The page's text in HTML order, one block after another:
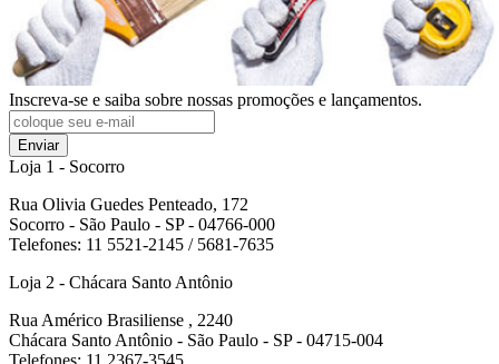
Inscreva-se e saiba sobre nossas promoções e lançamentos.
Enviar
Loja 1 - Socorro
Rua Olivia Guedes Penteado, 172
Socorro - São Paulo - SP - 04766-000
Telefones: 11 5521-2145 / 5681-7635
Loja 2 - Chácara Santo Antônio
Rua Américo Brasiliense , 2240
Chácara Santo Antônio - São Paulo - SP - 04715-004
Telefones: 11 2367-3545